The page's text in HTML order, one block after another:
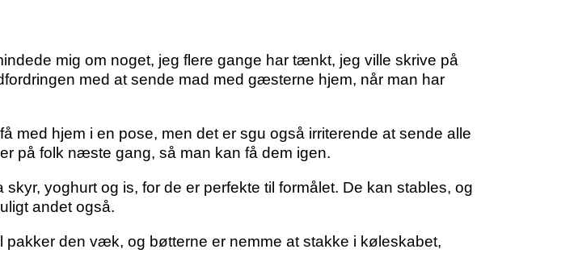
mig om noget, jeg flere gange har tænkt, jeg ville skrive på
med at sende mad med gæsterne hjem, når man har
med hjem i en pose, men det er sgu også irriterende at sende alle
på folk næste gang, så man kan få dem igen.
yoghurt og is, for de er perfekte til formålet. De kan stables, og
andet også.
den væk, og bøtterne er nemme at stakke i køleskabet,